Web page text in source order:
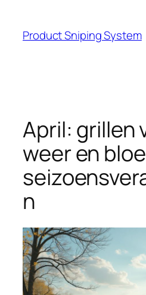
content
Product Sniping System
April: grillen
weer en
n